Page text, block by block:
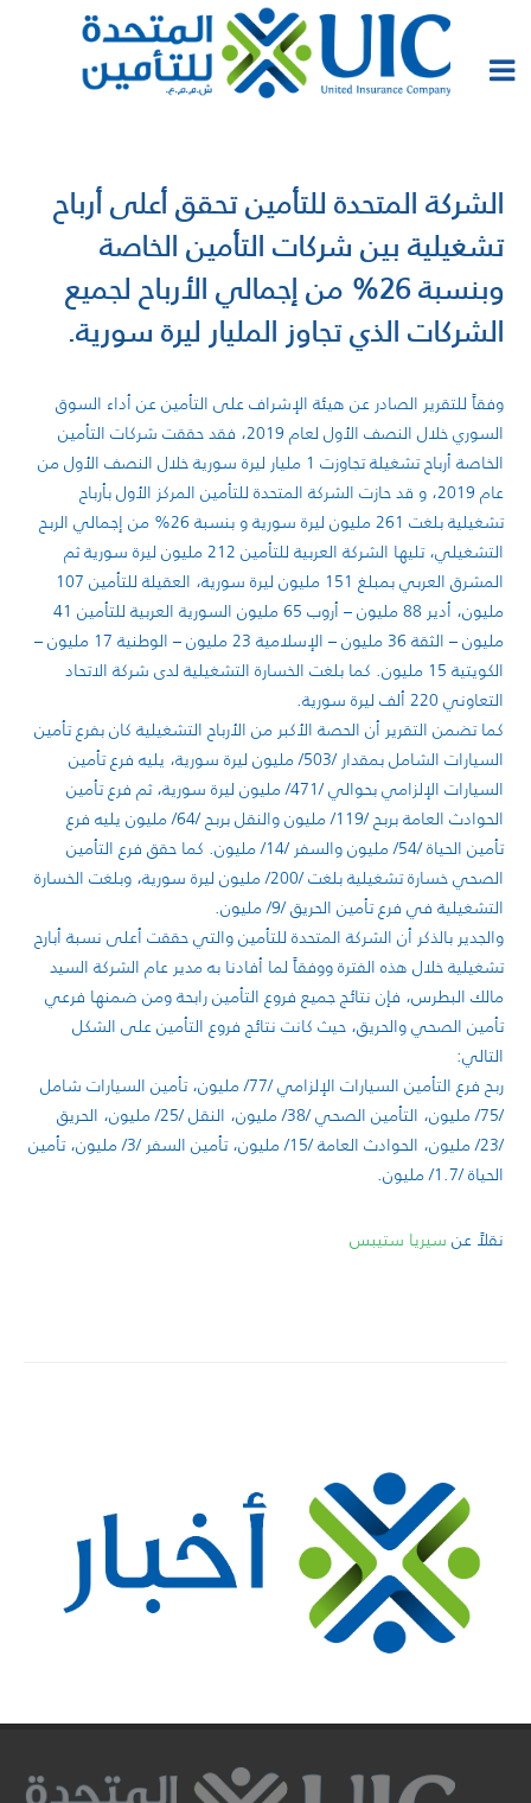
الشركة المتحدة للتأمين تحقق أعلى أرباح
تشغيلية بين شركات التأمين الخاصة
وبنسبة 26% من إجمالي الأرباح لجميع
الشركات الذي تجاوز المليار ليرة سورية.
وفقاً للتقرير الصادر عن هيئة الإشراف على التأمين عن أداء السوق
السوري خلال النصف الأول لعام 2019، فقد حققت شركات التأمين
الخاصة أرباح تشغيلة تجاوزت 1 مليار ليرة سورية خلال النصف الأول من
عام 2019، و قد حازت الشركة المتحدة للتأمين المركز الأول بأرباح
تشغيلية بلغت 261 مليون ليرة سورية و بنسبة 26% من إجمالي الربح
التشغيلي، تليها الشركة العربية للتأمين 212 مليون ليرة سورية ثم
المشرق العربي بمبلغ 151 مليون ليرة سورية، العقيلة للتأمين 107
مليون، أدير 88 مليون – أروب 65 مليون السورية العربية للتأمين 41
مليون – الثقة 36 مليون – الإسلامية 23 مليون – الوطنية 17 مليون –
الكويتية 15 مليون. كما بلغت الخسارة التشغيلية لدى شركة الاتحاد
التعاوني 220 ألف ليرة سورية.
كما تضمن التقرير أن الحصة الأكبر من الأرباح التشغيلية كان بفرع تأمين
السيارات الشامل بمقدار /503/ مليون ليرة سورية، يليه فرع تأمين
السيارات الإلزامي بحوالي /471/ مليون ليرة سورية، ثم فرع تأمين
الحوادث العامة بربح /119/ مليون والنقل بربح /64/ مليون يليه فرع
تأمين الحياة /54/ مليون والسفر /14/ مليون. كما حقق فرع التأمين
الصحي خسارة تشغيلية بلغت /200/ مليون ليرة سورية، وبلغت الخسارة
التشغيلية في فرع تأمين الحريق /9/ مليون.
والجدير بالذكر أن الشركة المتحدة للتأمين والتي حققت أعلى نسبة أبارح
تشغيلية خلال هذه الفترة ووفقاً لما أفادنا به مدير عام الشركة السيد
مالك البطرس، فإن نتائج جميع فروع التأمين رابحة ومن ضمنها فرعي
تأمين الصحي والحريق، حيث كانت نتائج فروع التأمين على الشكل
التالي:
ربح فرع التأمين السيارات الإلزامي /77/ مليون، تأمين السيارات شامل
/75/ مليون، التأمين الصحي /38/ مليون، النقل /25/ مليون، الحريق
/23/ مليون، الحوادث العامة /15/ مليون، تأمين السفر /3/ مليون، تأمين
الحياة /1.7/ مليون.
نقلاً عن سيريا ستيبس